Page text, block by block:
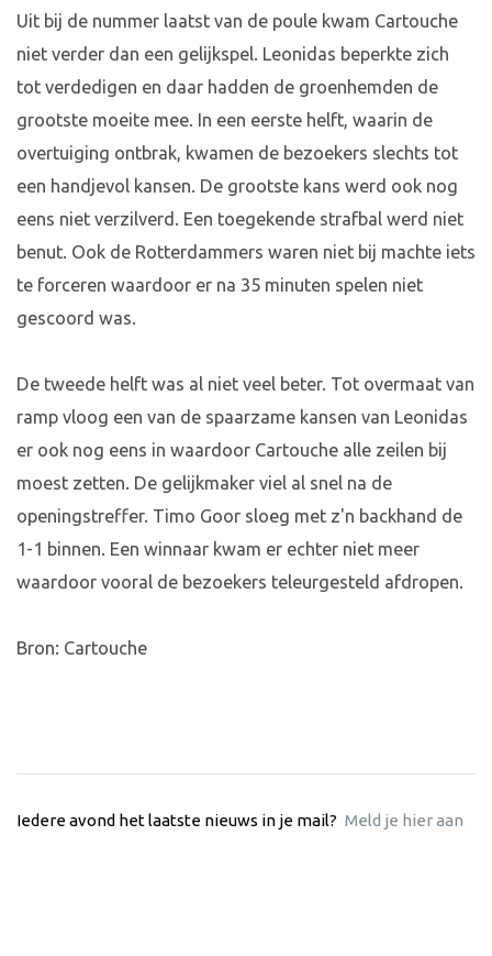
Uit bij de nummer laatst van de poule kwam Cartouche
niet verder dan een gelijkspel. Leonidas beperkte zich
tot verdedigen en daar hadden de groenhemden de
grootste moeite mee. In een eerste helft, waarin de
overtuiging ontbrak, kwamen de bezoekers slechts tot
een handjevol kansen. De grootste kans werd ook nog
eens niet verzilverd. Een toegekende strafbal werd niet
benut. Ook de Rotterdammers waren niet bij machte iets
te forceren waardoor er na 35 minuten spelen niet
gescoord was.
De tweede helft was al niet veel beter. Tot overmaat van
ramp vloog een van de spaarzame kansen van Leonidas
er ook nog eens in waardoor Cartouche alle zeilen bij
moest zetten. De gelijkmaker viel al snel na de
openingstreffer. Timo Goor sloeg met z'n backhand de
1-1 binnen. Een winnaar kwam er echter niet meer
waardoor vooral de bezoekers teleurgesteld afdropen.
Bron: Cartouche
Iedere avond het laatste nieuws in je mail? Meld je hier aan